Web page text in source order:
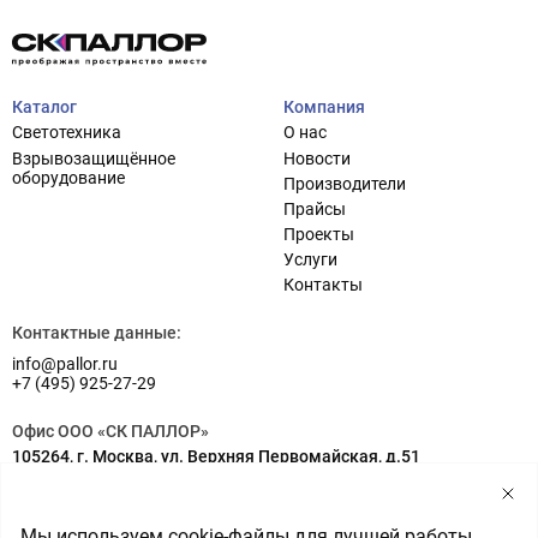
Проектирование систем освещения
Аудит
светотехнические решения
Шеф-монтаж
Каталог
Светотехника
Взрывозащищённое
оборудование
Компания
О нас
Новости
Производители
Прайсы
Проекты
Услуги
Контакты
Контактные данные:
info@pallor.ru
+7 (495) 925-27-29
Офис ООО «СК ПАЛЛОР»
105264, г. Москва, ул. Верхняя Первомайская, д.51